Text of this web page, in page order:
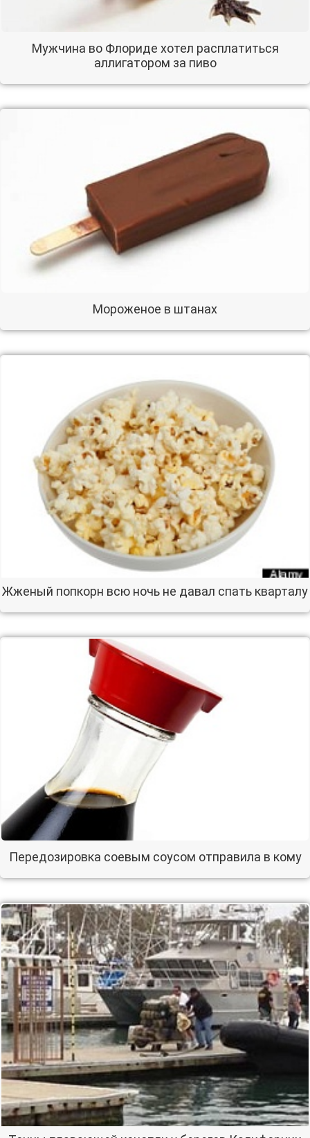
Мужчина во Флориде хотел расплатиться
аллигатором за пиво
Мороженое в штанах
Жженый попкорн всю ночь не давал спать кварталу
Передозировка соевым соусом отправила в кому